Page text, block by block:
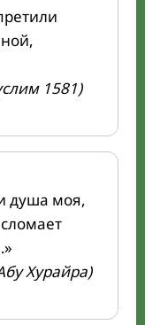
1581)
душа моя,
Хурайра)